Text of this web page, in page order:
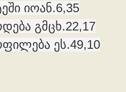
იოან.6,35
გმცხ.22,17
ეს.49,10